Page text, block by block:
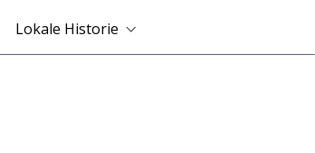
Lokale Historie